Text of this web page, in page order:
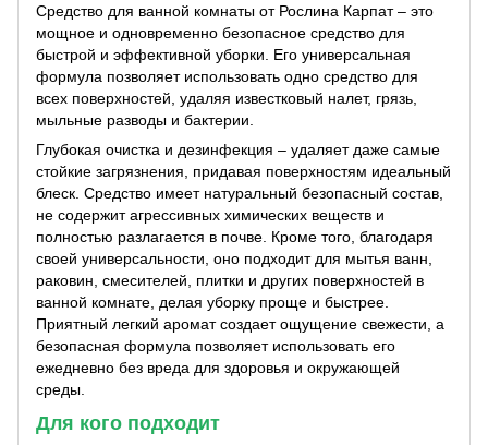
Средство для ванной комнаты от Рослина Карпат – это
мощное и одновременно безопасное средство для
быстрой и эффективной уборки. Его универсальная
формула позволяет использовать одно средство для
всех поверхностей, удаляя известковый налет, грязь,
мыльные разводы и бактерии.
Глубокая очистка и дезинфекция – удаляет даже самые
стойкие загрязнения, придавая поверхностям идеальный
блеск. Средство имеет натуральный безопасный состав,
не содержит агрессивных химических веществ и
полностью разлагается в почве. Кроме того, благодаря
своей универсальности, оно подходит для мытья ванн,
раковин, смесителей, плитки и других поверхностей в
ванной комнате, делая уборку проще и быстрее.
Приятный легкий аромат создает ощущение свежести, а
безопасная формула позволяет использовать его
ежедневно без вреда для здоровья и окружающей
среды.
Для кого подходит